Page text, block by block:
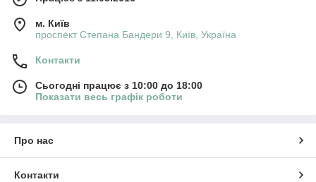
м. Київ
проспект Степана Бандери 9, Київ, Україна
Контакти
Сьогодні працює з 10:00 до 18:00
Показати весь графік роботи
Про нас
Контакти